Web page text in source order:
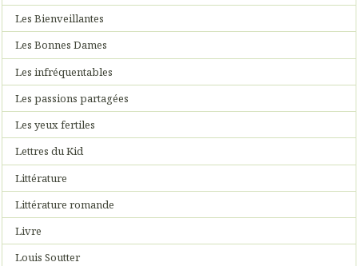
Les Bienveillantes
Les Bonnes Dames
Les infréquentables
Les passions partagées
Les yeux fertiles
Lettres du Kid
Littérature
Littérature romande
Livre
Louis Soutter